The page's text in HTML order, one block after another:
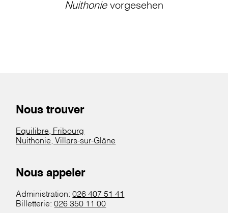
Nuithonievorgesehen
Nous trouver
Equilibre, Fribourg
Nuithonie, Villars-sur-Glâne
Nous appeler
Administration:026 407 51 41
Billetterie:026 350 11 00